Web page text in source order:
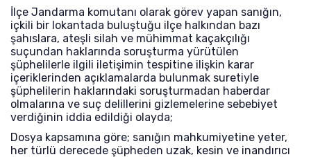
İlçe Jandarma komutanı olarak görev yapan sanığın,
içkili bir lokantada buluştuğu ilçe halkından bazı
şahıslara, ateşli silah ve mühimmat kaçakçılığı
suçundan haklarında soruşturma yürütülen
şüphelilerle ilgili iletişimin tespitine ilişkin karar
içeriklerinden açıklamalarda bulunmak suretiyle
şüphelilerin haklarındaki soruşturmadan haberdar
olmalarına ve suç delillerini gizlemelerine sebebiyet
verdiğinin iddia edildiği olayda;
Dosya kapsamına göre; sanığın mahkumiyetine yeter,
her türlü derecede şüpheden uzak, kesin ve inandırıcı